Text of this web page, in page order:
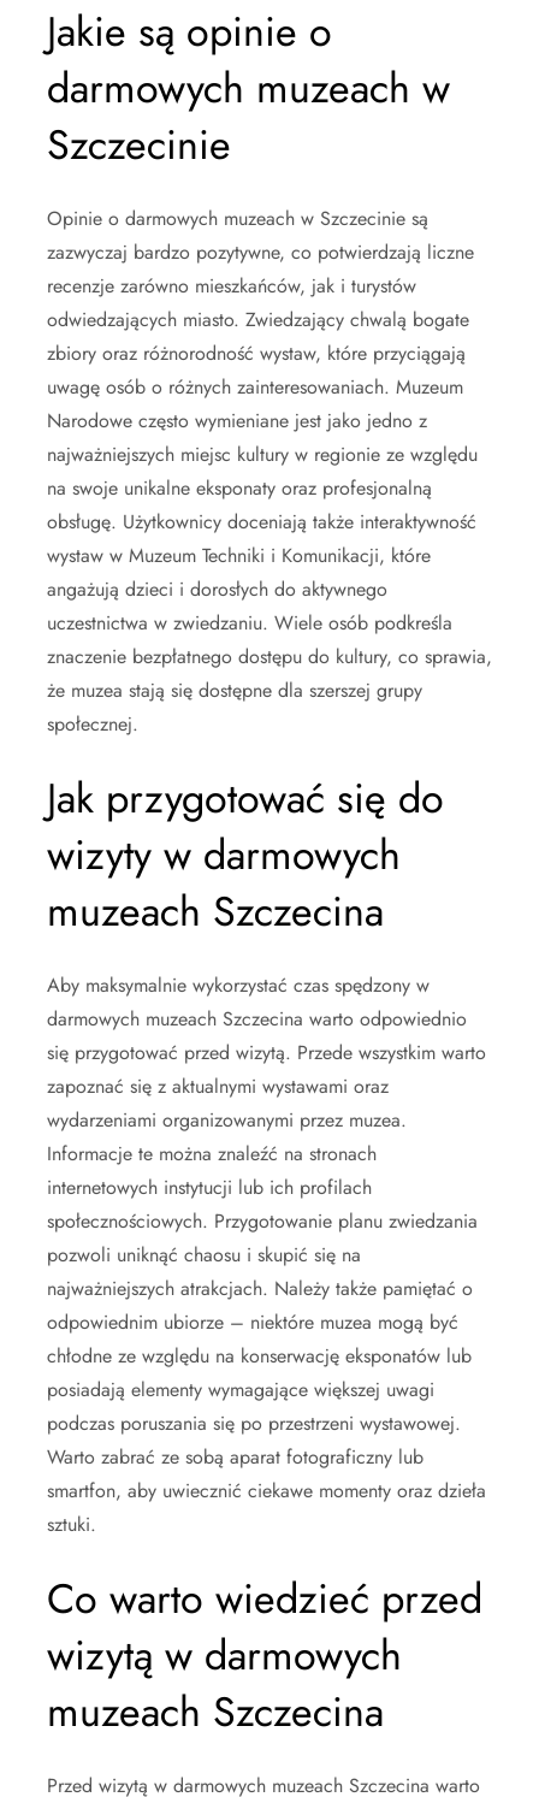
Jakie są opinie o
darmowych muzeach w
Szczecinie
Opinie o darmowych muzeach w Szczecinie są
zazwyczaj bardzo pozytywne, co potwierdzają liczne
recenzje zarówno mieszkańców, jak i turystów
odwiedzających miasto. Zwiedzający chwalą bogate
zbiory oraz różnorodność wystaw, które przyciągają
uwagę osób o różnych zainteresowaniach. Muzeum
Narodowe często wymieniane jest jako jedno z
najważniejszych miejsc kultury w regionie ze względu
na swoje unikalne eksponaty oraz profesjonalną
obsługę. Użytkownicy doceniają także interaktywność
wystaw w Muzeum Techniki i Komunikacji, które
angażują dzieci i dorosłych do aktywnego
uczestnictwa w zwiedzaniu. Wiele osób podkreśla
znaczenie bezpłatnego dostępu do kultury, co sprawia,
że muzea stają się dostępne dla szerszej grupy
społecznej.
Jak przygotować się do
wizyty w darmowych
muzeach Szczecina
Aby maksymalnie wykorzystać czas spędzony w
darmowych muzeach Szczecina warto odpowiednio
się przygotować przed wizytą. Przede wszystkim warto
zapoznać się z aktualnymi wystawami oraz
wydarzeniami organizowanymi przez muzea.
Informacje te można znaleźć na stronach
internetowych instytucji lub ich profilach
społecznościowych. Przygotowanie planu zwiedzania
pozwoli uniknąć chaosu i skupić się na
najważniejszych atrakcjach. Należy także pamiętać o
odpowiednim ubiorze – niektóre muzea mogą być
chłodne ze względu na konserwację eksponatów lub
posiadają elementy wymagające większej uwagi
podczas poruszania się po przestrzeni wystawowej.
Warto zabrać ze sobą aparat fotograficzny lub
smartfon, aby uwiecznić ciekawe momenty oraz dzieła
sztuki.
Co warto wiedzieć przed
wizytą w darmowych
muzeach Szczecina
Przed wizytą w darmowych muzeach Szczecina warto